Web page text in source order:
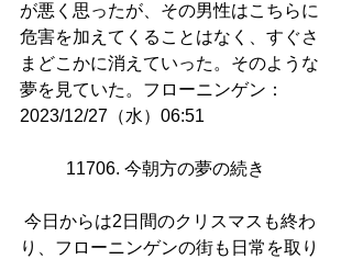
が悪く思ったが、その男性はこちらに
危害を加えてくることはなく、すぐさ
まどこかに消えていった。そのような
夢を見ていた。フローニンゲン：
2023/12/27（水）06:51
11706. 今朝方の夢の続き
今日からは2日間のクリスマスも終わ
り、フローニンゲンの街も日常を取り